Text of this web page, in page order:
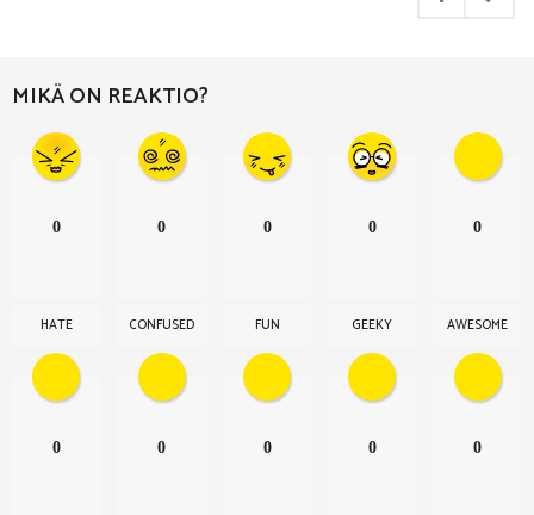
a
MIKÄ ON REAKTIO?
0
HATE
0
CONFUSED
0
FUN
0
GEEKY
0
AWESOME
0 0 0 0 0